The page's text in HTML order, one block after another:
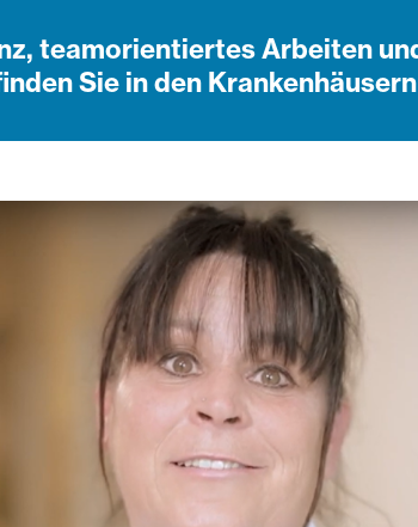
teamorientiertes Arbeiten
Sie in den